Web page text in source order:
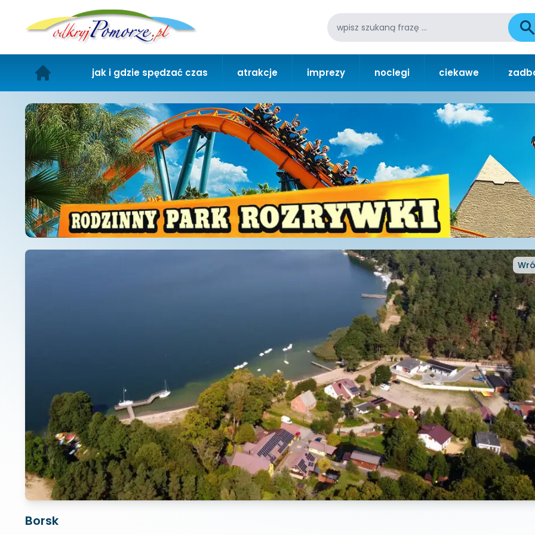
jak i gdzie spędzać czas atrakcje imprezy noclegi ciekawe
Borsk